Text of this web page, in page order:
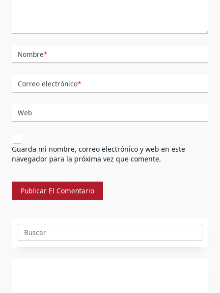
Nombre*
Correo electrónico*
Web
Guarda mi nombre, correo electrónico y web en este
navegador para la próxima vez que comente.
Buscar: